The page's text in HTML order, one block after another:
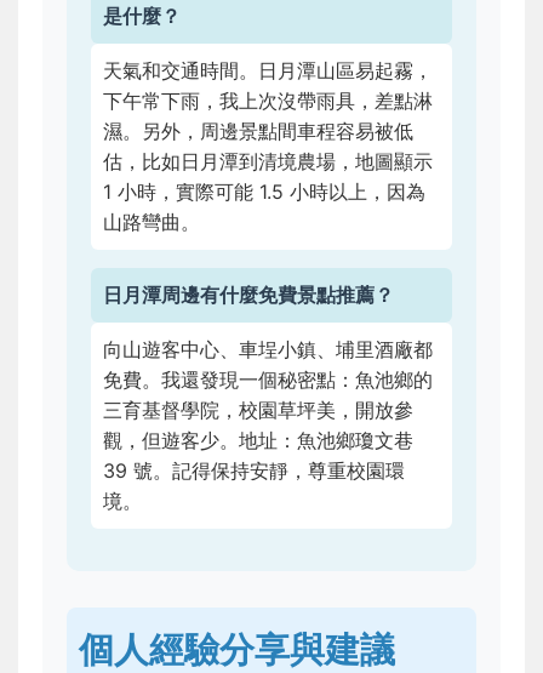
是什麼？
天氣和交通時間。日月潭山區易起霧，
下午常下雨，我上次沒帶雨具，差點淋
濕。另外，周邊景點間車程容易被低
估，比如日月潭到清境農場，地圖顯示
1 小時，實際可能 1.5 小時以上，因為
山路彎曲。
日月潭周邊有什麼免費景點推薦？
向山遊客中心、車埕小鎮、埔里酒廠都
免費。我還發現一個秘密點：魚池鄉的
三育基督學院，校園草坪美，開放參
觀，但遊客少。地址：魚池鄉瓊文巷
39 號。記得保持安靜，尊重校園環
境。
個人經驗分享與建議